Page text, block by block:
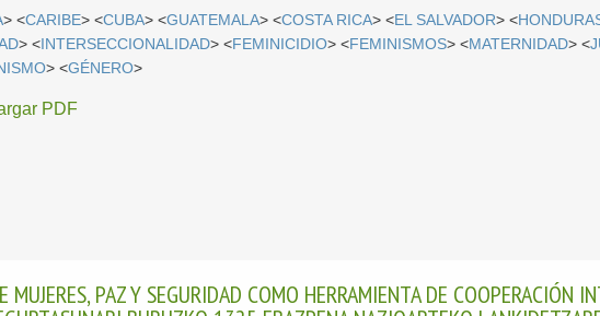
> <CARIBE> <CUBA> <GUATEMALA> <COSTA RICA> <EL SALVADOR> <
> < INTERSECCIONALIDAD> <FEMINICIDIO> <FEMINISMOS> <MATERNIDAD> <
> <GÉNERO>
PDF
PAZ Y SEGURIDAD COMO HERRAMIENTA DE COOPERACIÓN